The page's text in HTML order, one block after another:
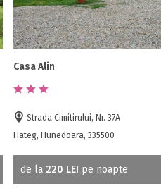
Casa Alin
Strada Cimitirului, Nr. 37A
Hateg, Hunedoara, 335500
de la 220 LEI pe noapte